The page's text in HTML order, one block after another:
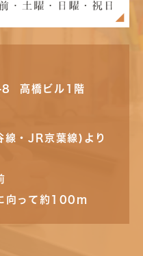
8 高橋ビル1階
線・JR京葉線)より
向って約100m